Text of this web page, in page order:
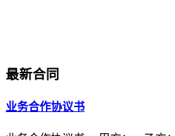
最新合同
业务合作协议书